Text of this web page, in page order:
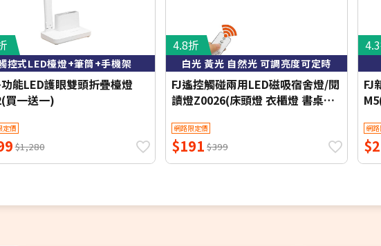
控式LED檯燈+筆筒+手機架
功能LED護眼雙頭折疊檯燈
買一送一)
定價
$1,280
4.8折
白光 黃光 自然光 可調亮度可定時
FJ遙控觸碰兩用LED磁吸宿舍燈/閱
讀燈Z0026(床頭燈 衣櫃燈 書桌燈
網路限定價
$191 $399
FJ
網